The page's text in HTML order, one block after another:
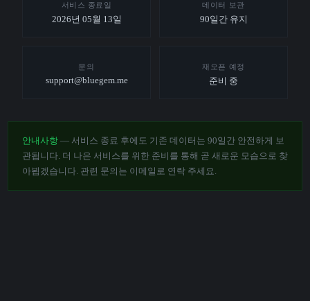
서비스 종료일
2026년 05월 13일
데이터 보관
90일간 유지
문의
support@bluegem.me
재오픈 예정
준비 중
안내사항 — 서비스 종료 후에도 기존 데이터는 90일간 안전하게 보
관됩니다. 더 나은 서비스를 위한 준비를 통해 곧 새로운 모습으로 찾
아뵙겠습니다. 관련 문의는 이메일로 연락 주세요.